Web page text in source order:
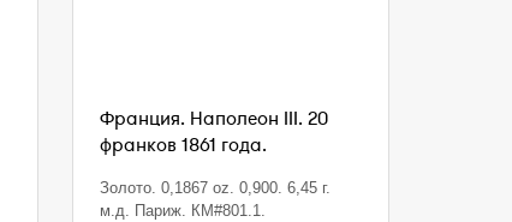
Франция. Наполеон III. 20
франков 1861 года.
Золото. 0,1867 oz. 0,900. 6,45 г.
м.д. Париж. КМ#801.1.